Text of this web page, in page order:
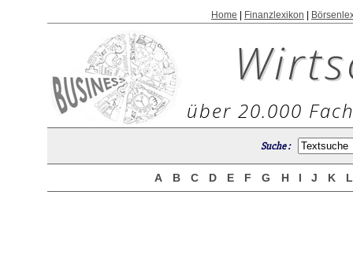
Home Finanzlexikon
über 20.000
Suche :
A B C D E F G H I J K